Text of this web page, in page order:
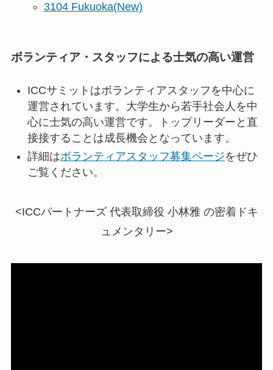
3104 Fukuoka(New)
ボランティア・スタッフによる士気の高い運営
ICCサミットはボランティアスタッフを中心に
運営されています。大学生から若手社会人を中
心に士気の高い運営です。トップリーダーと直
接接することは成長機会となっています。
詳細はボランティアスタッフ募集ページをぜひ
ご覧ください。
<ICCパートナーズ 代表取締役 小林雅 の密着ドキ
ュメンタリー>